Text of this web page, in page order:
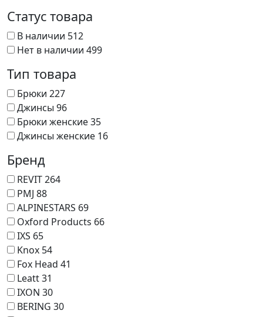
Статус товара
В наличии 512
Нет в наличии 499
Тип товара
Брюки 227
Джинсы 96
Брюки женские35
Джинсы женские 16
Бренд
REVIT264
PMJ 88
ALPINESTARS 69
Oxford Products 66
IXS 65
Knox 54
Fox Head 41
Leatt31
IXON 30
BERING 30